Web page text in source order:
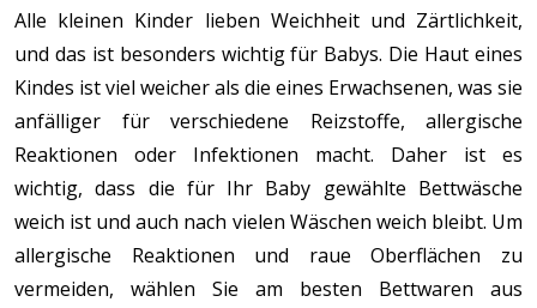
Alle kleinen Kinder lieben Weichheit und Zärtlichkeit,
und das ist besonders wichtig für Babys. Die Haut eines
Kindes ist viel weicher als die eines Erwachsenen, was sie
anfälliger für verschiedene Reizstoffe, allergische
Reaktionen oder Infektionen macht. Daher ist es
wichtig, dass die für Ihr Baby gewählte Bettwäsche
weich ist und auch nach vielen Wäschen weich bleibt. Um
allergische Reaktionen und raue Oberflächen zu
vermeiden, wählen Sie am besten Bettwaren aus